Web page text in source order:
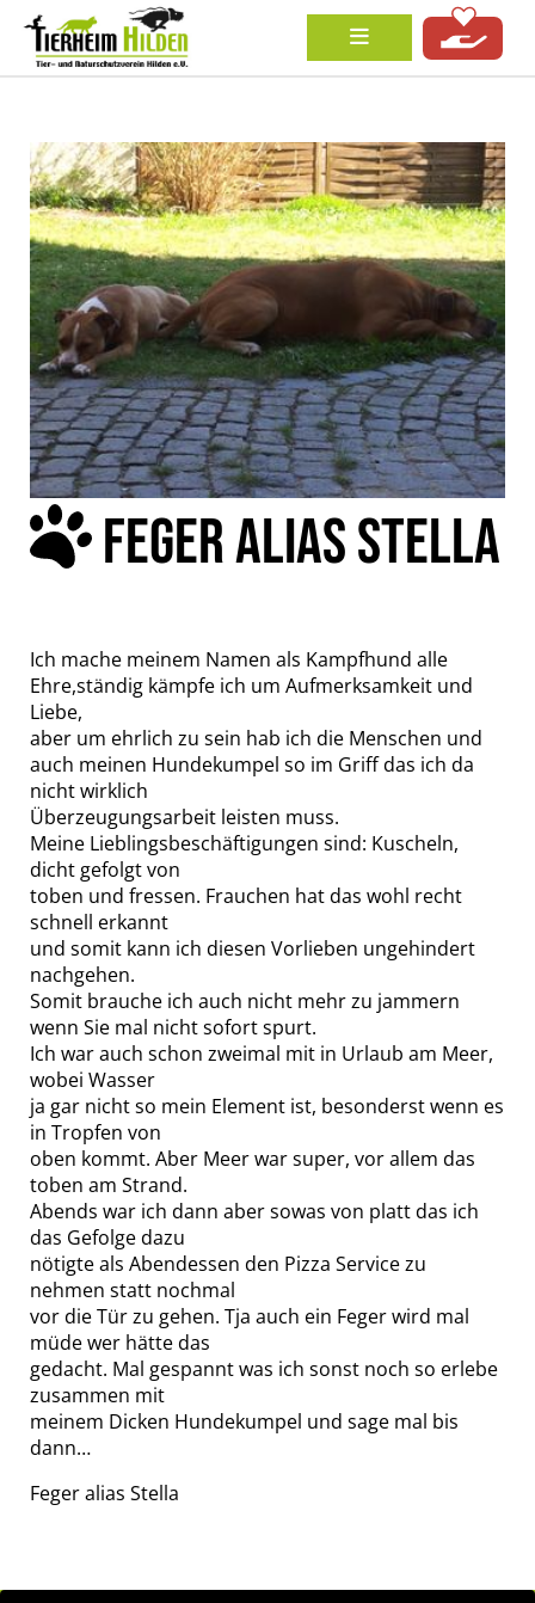
FEGER ALIAS STELLA
Ich mache meinem Namen als Kampfhund alle
Ehre,ständig kämpfe ich um Aufmerksamkeit und
Liebe,
aber um ehrlich zu sein hab ich die Menschen und
auch meinen Hundekumpel so im Griff das ich da
nicht wirklich
Überzeugungsarbeit leisten muss.
Meine Lieblingsbeschäftigungen sind: Kuscheln,
dicht gefolgt von
toben und fressen. Frauchen hat das wohl recht
schnell erkannt
und somit kann ich diesen Vorlieben ungehindert
nachgehen.
Somit brauche ich auch nicht mehr zu jammern
wenn Sie mal nicht sofort spurt.
Ich war auch schon zweimal mit in Urlaub am Meer,
wobei Wasser
ja gar nicht so mein Element ist, besonderst wenn es
in Tropfen von
oben kommt. Aber Meer war super, vor allem das
toben am Strand.
Abends war ich dann aber sowas von platt das ich
das Gefolge dazu
nötigte als Abendessen den Pizza Service zu
nehmen statt nochmal
vor die Tür zu gehen. Tja auch ein Feger wird mal
müde wer hätte das
gedacht. Mal gespannt was ich sonst noch so erlebe
zusammen mit
meinem Dicken Hundekumpel und sage mal bis
dann…
Feger alias Stella